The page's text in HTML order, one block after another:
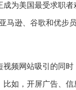
成为美国最受求职
马逊、谷歌和优步
视频网站吸引的同
比如，开屏广告、